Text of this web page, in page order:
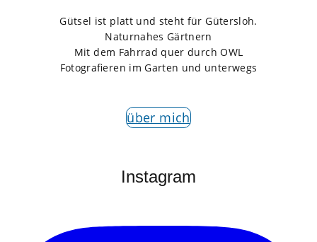
Gütsel ist platt und steht für Gütersloh.
Naturnahes Gärtnern
Mit dem Fahrrad quer durch OWL
Fotografieren im Garten und unterwegs
über mich
Instagram